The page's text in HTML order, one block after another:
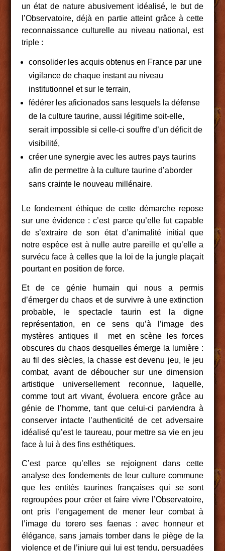
un état de nature abusivement idéalisé, le but de
l’Observatoire, déjà en partie atteint grâce à cette
reconnaissance culturelle au niveau national, est
triple :
consolider les acquis obtenus en France par une
vigilance de chaque instant au niveau
institutionnel et sur le terrain,
fédérer les aficionados sans lesquels la défense
de la culture taurine, aussi légitime soit-elle,
serait impossible si celle-ci souffre d’un déficit de
visibilité,
créer une synergie avec les autres pays taurins
afin de permettre à la culture taurine d’aborder
sans crainte le nouveau millénaire.
Le fondement éthique de cette démarche repose
sur une évidence : c’est parce qu’elle fut capable
de s’extraire de son état d’animalité initial que
notre espèce est à nulle autre pareille et qu’elle a
survécu face à celles que la loi de la jungle plaçait
pourtant en position de force.
Et de ce génie humain qui nous a permis
d’émerger du chaos et de survivre à une extinction
probable, le spectacle taurin est la digne
représentation, en ce sens qu’à l’image des
mystères antiques il met en scène les forces
obscures du chaos desquelles émerge la lumière :
au fil des siècles, la chasse est devenu jeu, le jeu
combat, avant de déboucher sur une dimension
artistique universellement reconnue, laquelle,
comme tout art vivant, évoluera encore grâce au
génie de l’homme, tant que celui-ci parviendra à
conserver intacte l’authenticité de cet adversaire
idéalisé qu’est le taureau, pour mettre sa vie en jeu
face à lui à des fins esthétiques.
C’est parce qu’elles se rejoignent dans cette
analyse des fondements de leur culture commune
que les entités taurines françaises qui se sont
regroupées pour créer et faire vivre l’Observatoire,
ont pris l‘engagement de mener leur combat à
l’image du torero ses faenas : avec honneur et
élégance, sans jamais tomber dans le piège de la
violence et de l’injure qui lui est tendu, persuadées